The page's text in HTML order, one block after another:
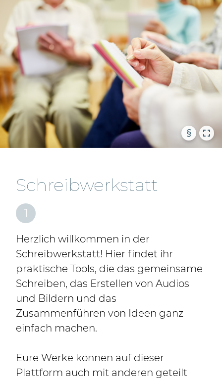
§
Schreibwerkstatt
1
Herzlich willkommen in der
Schreibwerkstatt! Hier findet ihr
praktische Tools, die das gemeinsame
Schreiben, das Erstellen von Audios
und Bildern und das
Zusammenführen von Ideen ganz
einfach machen.
Eure Werke können auf dieser
Plattform auch mit anderen geteilt